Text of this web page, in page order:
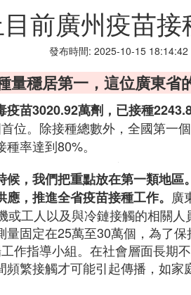
前廣州疫苗接
發布時間: 2025-10-15 18:14:42
量穩居第一，這位廣東省
疫苗3020.92萬劑，已接種
位。除接種總數外，全國第一
率達到80%。
候，我們把重點放在第一類地
，推進全省疫苗接種工作。 廣
或工人以及與冷鏈接觸的相關
量固定在25萬至30萬個，為了
作指導小組。在社會層面長期
頻繁接觸才可能引起傳播，如